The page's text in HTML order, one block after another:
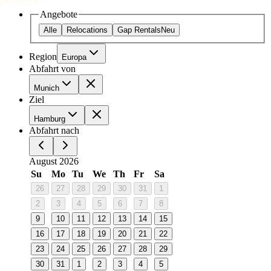
Angebote
Alle Relocations Gap Rentals Neu
Region Europa
Abfahrt von
Munich
Ziel
Hamburg
Abfahrt nach
August 2026
Su
Mo Tu We Th Fr Sa
26 27 28 29 30 31
1
2
3 4 5 6 7
8
9
10 11 12 13 14
15
16
17 18 19 20 21
22
23
24 25 26 27 28
29
30
31 1 2 3 4 5